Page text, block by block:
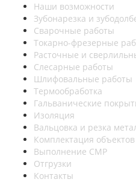
Наши возможности
Зубонарезка и
Сварочные работы
Токарно-фрезерные
Расточные и
Слесарные работы
Шлифовальные работы
Термообработка
Гальванические
Изоляция
Вальцовка и резка
Комплектация
Выполнение СМР
Отгрузки
Контакты